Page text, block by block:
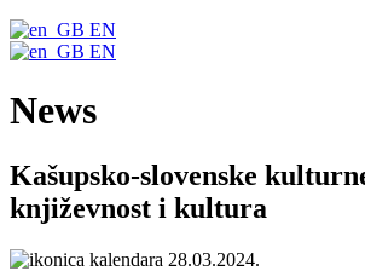
EN
EN
News
Kašupsko-slovenske
književnost i kultura
28.03.2024.